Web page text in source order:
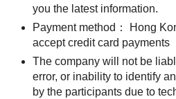
you the latest information.
Payment method： Hong
accept credit card payments
The company will not be
error, or inability to identify
by the participants due to